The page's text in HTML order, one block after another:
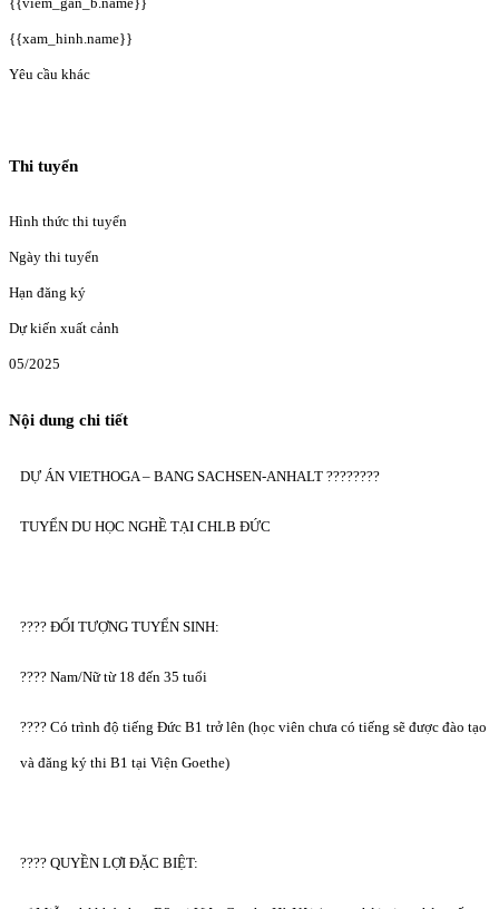
{{xam_hinh.name}}
Yêu cầu khác
Thi tuyển
Hình thức thi tuyển
Ngày thi tuyển
Hạn đăng ký
Dự kiến xuất cảnh
05/2025
Nội dung chi tiết
DỰ ÁN VIETHOGA – BANG SACHSEN-ANHALT ????????
TUYỂN DU HỌC NGHỀ TẠI CHLB ĐỨC
???? ĐỐI TƯỢNG TUYỂN SINH:
???? Nam/Nữ từ 18 đến 35 tuổi
???? Có trình độ tiếng Đức B1 trở lên (học viên chưa có tiếng sẽ được đào tạo
và đăng ký thi B1 tại Viện Goethe)
???? QUYỀN LỢI ĐẶC BIỆT: